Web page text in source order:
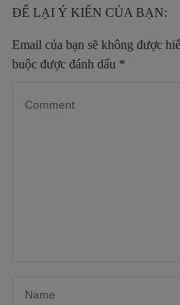
ĐỂ LẠI Ý KIẾN CỦA BẠN:
Email của bạn sẽ không được
buộc được đánh dấu *